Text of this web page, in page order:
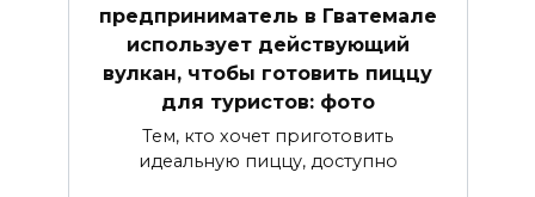
предприниматель в Гватемале
использует действующий
вулкан, чтобы готовить пиццу
для туристов: фото
Тем, кто хочет приготовить
идеальную пиццу, доступно